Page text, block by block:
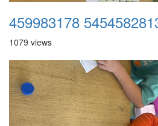
1079 views